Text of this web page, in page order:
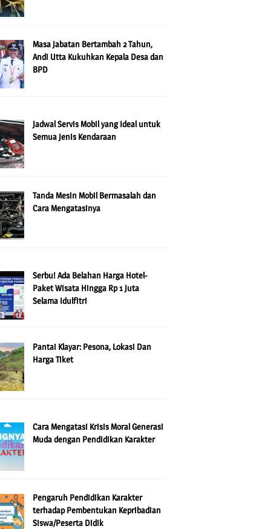
Masa Jabatan Bertambah 2 Tahun,
Andi Utta Kukuhkan Kepala Desa dan
BPD
Jadwal Servis Mobil yang Ideal untuk
Semua Jenis Kendaraan
Tanda Mesin Mobil Bermasalah dan
Cara Mengatasinya
Serbu! Ada Belahan Harga Hotel-
Paket Wisata Hingga Rp 1 Juta
Selama Idulfitri
Pantai Klayar: Pesona, Lokasi Dan
Harga Tiket
Cara Mengatasi Krisis Moral Generasi
Muda dengan Pendidikan Karakter
Pengaruh Pendidikan Karakter
terhadap Pembentukan Kepribadian
Siswa/Peserta Didik